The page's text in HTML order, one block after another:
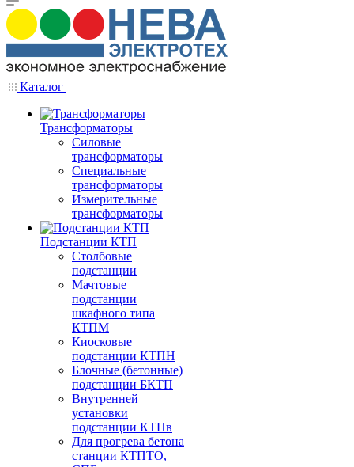
Каталог
Трансформаторы
Силовые
трансформаторы
Специальные
трансформаторы
Измерительные
трансформаторы
Подстанции КТП
Столбовые
подстанции
Мачтовые
подстанции
шкафного типа
КТПМ
Киосковые
подстанции КТПН
Блочные (бетонные)
подстанции БКТП
Внутренней
установки
подстанции КТПв
Для прогрева бетона
станции КТПТО,